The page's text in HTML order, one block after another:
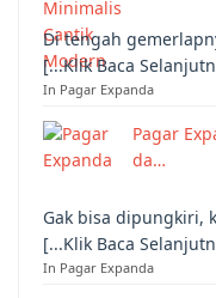
Di tengah
[...Klik Baca
In Pagar Expanda
Pagar
da…
Gak bisa dipungkiri,
[...Klik Baca
In Pagar Expanda